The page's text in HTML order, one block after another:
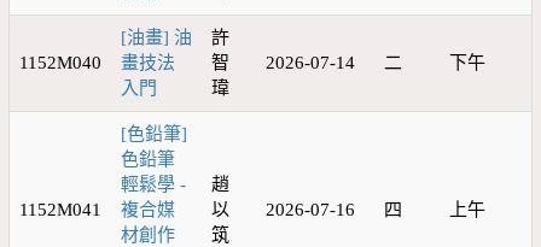
1152M040
[油畫] 油
畫技法
入門
許
智
瑋
2026-07-14 二 下午
1152M041
[色鉛筆]
色鉛筆
輕鬆學 -
複合媒
材創作
趙
以
筑
2026-07-16 四 上午